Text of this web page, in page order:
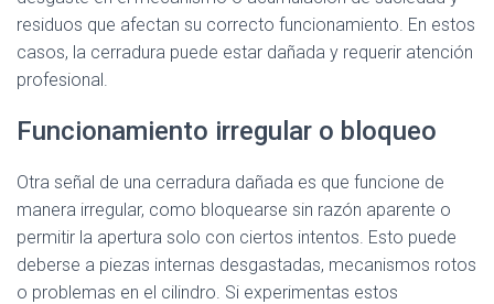
residuos que afectan su correcto funcionamiento. En estos
casos, la cerradura puede estar dañada y requerir atención
profesional.
Funcionamiento irregular o bloqueo
Otra señal de una cerradura dañada es que funcione de
manera irregular, como bloquearse sin razón aparente o
permitir la apertura solo con ciertos intentos. Esto puede
deberse a piezas internas desgastadas, mecanismos rotos
o problemas en el cilindro. Si experimentas estos